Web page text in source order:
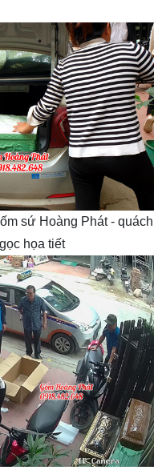
sứ Hoàng Phát - quách
họa tiết